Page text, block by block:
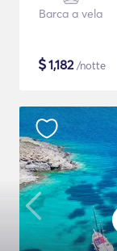
Barca a vela
$1,182/notte